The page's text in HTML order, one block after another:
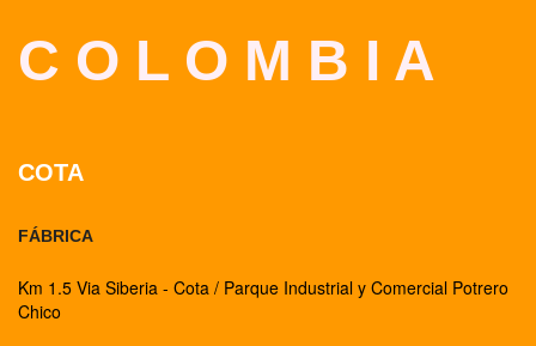
C O L O M B I A
COTA
FÁBRICA
Km 1.5 Via Siberia - Cota / Parque Industrial y Comercial Potrero
Chico